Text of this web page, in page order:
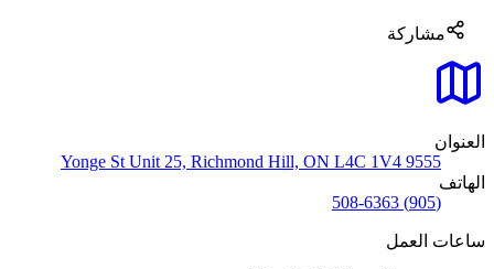
مشاركة
العنوان
9555 Yonge St Unit 25, Richmond Hill, ON L4C 1V4
الهاتف
(905) 508-6363
ساعات العمل